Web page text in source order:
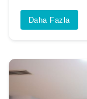
Daha Fazla